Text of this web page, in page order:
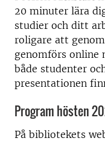
20 minuter lära
studier och ditt
roligare att
genomförs online
både studenter
presentationen
Program hösten
På bibliotekets